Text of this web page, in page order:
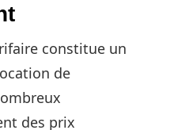
constitue un
de
des prix